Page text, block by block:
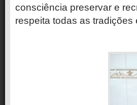
consciência preservar e
respeita todas as